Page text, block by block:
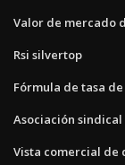
Valor de mercado
Rsi silvertop
Fórmula de tasa
Asociación
Vista comercial de